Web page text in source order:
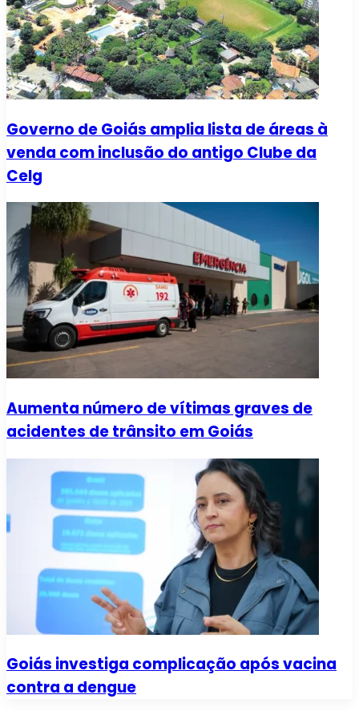
Governo de Goiás amplia lista de áreas à
venda com inclusão do antigo Clube da
Celg
Aumenta número de vítimas graves de
acidentes de trânsito em Goiás
Goiás investiga complicação após vacina
contra a dengue